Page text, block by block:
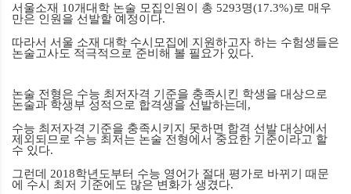
서울소재 10개대학 논술 모집인원이 총 5293명(17.3%)로 매우
만은 인원을 선발할 예정이다.
따라서 서울 소재 대학 수시모집에 지원하고자 하는 수험생들은
논술고사도 적극적으로 준비해 볼 필요가 있다.
논술 전형은 수능 최저자격 기준을 충족시킨 학생을 대상으로
논술과 학생부 성적으로 합격생을 선발하는데 ,
수능 최저자격 기준을 충족시키지 못하면 합격 선발 대상에서
제외되므로 수능 최저는 논술 전형에서 중요한 기준이라고 할
수 있다.
그런데
2018학년도부터 수능 영어가 절대 평가로 바뀌기 때문
에 수시 최저 기준에도 많은 변화가 생겼다.